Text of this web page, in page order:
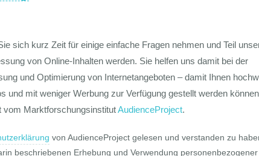
2017 auf den Grund
persönlichen
aller Branchen
der
in
Deutschen 2030